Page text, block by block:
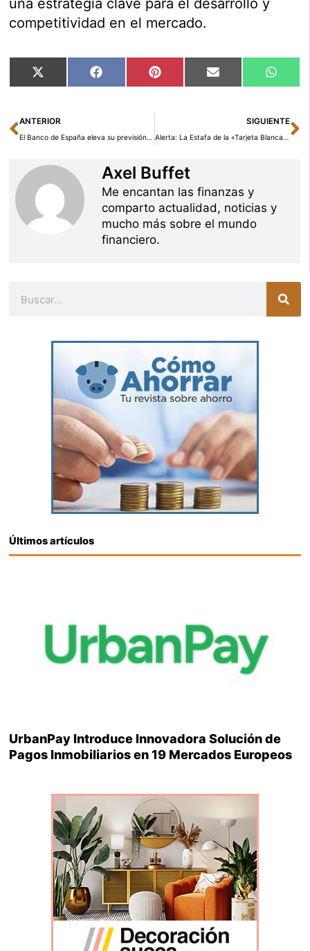
una estrategia clave para el desarrollo y
competitividad en el mercado.
Compartir
en
X
(Twitter)
Compartir
en
Facebook Compartir
en
Pinterest Compartir
en
Email
en
Ant
ANTERIOR
El Banco de España eleva su previsión de IPC al 2,6% para 2025 tras los últimos datos
SIGUIENTE
Alerta: La Estafa de la «Tarjeta Blanca» se Extiende a España desde Italia
Axel Buffet
Me encantan las finanzas y
comparto actualidad, noticias y
mucho más sobre el mundo
financiero.
Últimos artículos
UrbanPay Introduce Innovadora Solución de
Pagos Inmobiliarios en 19 Mercados Europeos